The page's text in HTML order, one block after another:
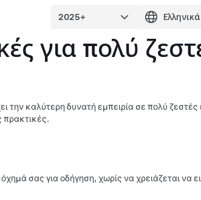
για πολύ
την καλύτερη δυνατή εμπειρία σε πολύ ζεστές
πρακτικές.
σας για οδήγηση, χωρίς να χρειάζεται να